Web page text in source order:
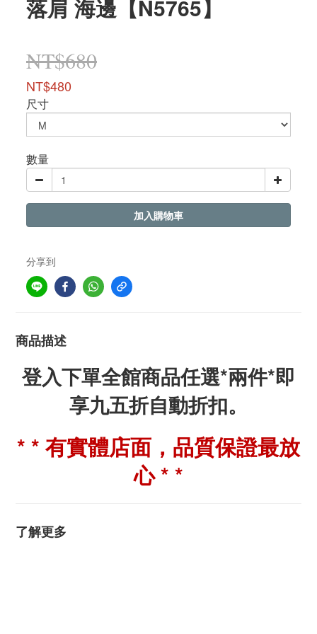
落肩 海邊【N5765】
NT$680
NT$480
尺寸
數量
加入購物車
分享到
商品描述
登入下單全館商品任選*兩件*即
享九五折自動折扣。
* * 有實體店面，品質保證最放
心 * *
了解更多